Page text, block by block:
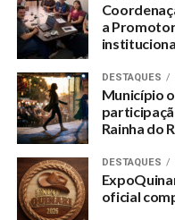
Segundo Alckmin, a
próximos dias após
“O governo está abrindo
redução de preço”,
As medidas foram
presidente Luiz Inácio
ministros e empresários,
a
DESTAQUES
Município
Rainha do
DESTAQUES
oficial